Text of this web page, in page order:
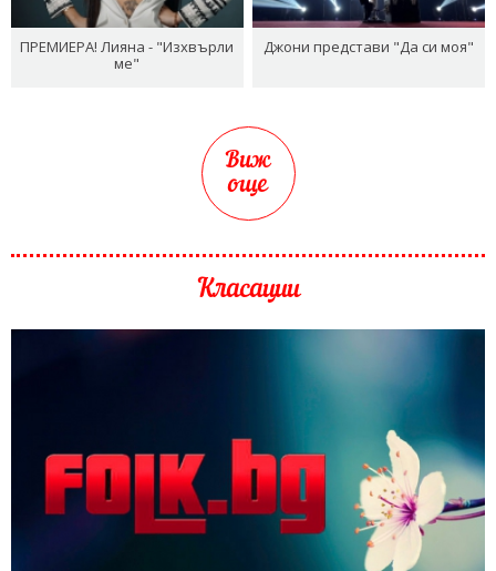
ПРЕМИЕРА! Лияна - "Изхвърли
ме"
Джони представи "Да си моя"
Виж
още
Класации